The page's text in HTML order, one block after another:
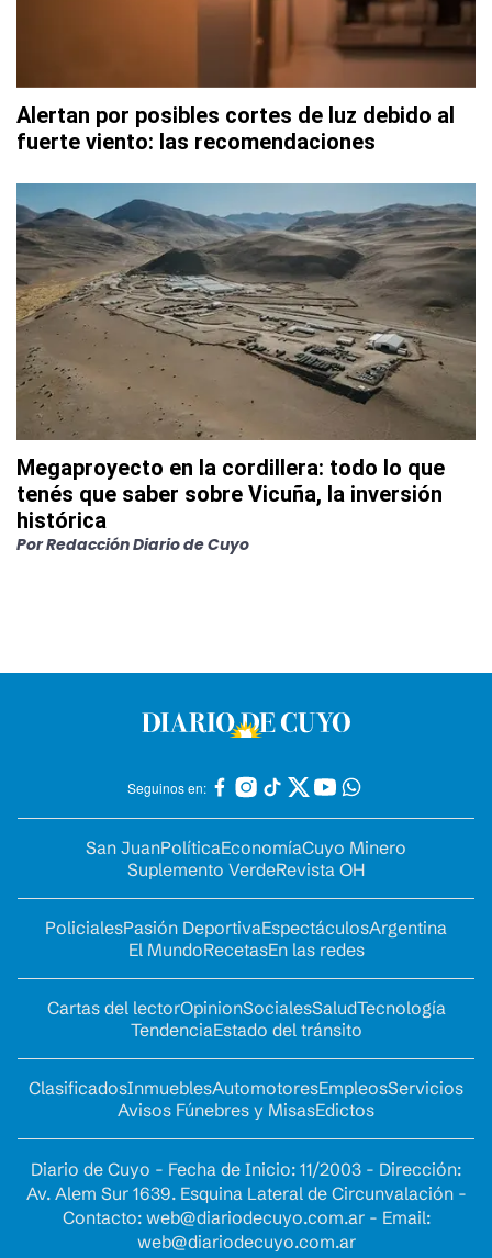
Alertan por posibles cortes de luz debido al
fuerte viento: las recomendaciones
Megaproyecto en la cordillera: todo lo que
tenés que saber sobre Vicuña, la inversión
histórica
PorRedacción Diario de Cuyo
Seguinos en:
San JuanPolíticaEconomíaCuyo Minero
Suplemento VerdeRevista OH
PolicialesPasión DeportivaEspectáculosArgentina
El MundoRecetasEn las redes
Cartas del lectorOpinionSocialesSaludTecnología
TendenciaEstado del tránsito
ClasificadosInmueblesAutomotoresEmpleosServicios
Avisos Fúnebres y MisasEdictos
Diario de Cuyo - Fecha de Inicio: 11/2003 - Dirección:
Av. Alem Sur 1639. Esquina Lateral de Circunvalación -
Contacto: web@diariodecuyo.com.ar- Email:
web@diariodecuyo.com.ar